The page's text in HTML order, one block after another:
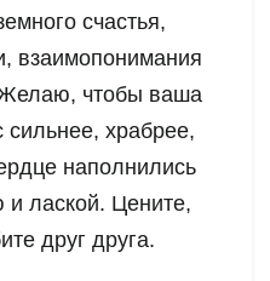
счастья,
взаимопонимания
чтобы ваша
храбрее,
наполнились
лаской. Цените,
друг друга.